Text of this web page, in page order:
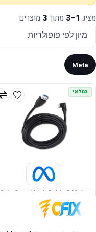
מציג 1–3 מתוך3 מוצרים
Meta
במלאי
Quest Link Cable 3 Meter
29